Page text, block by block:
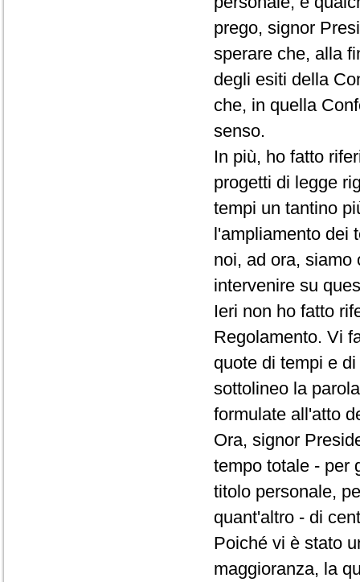
prego, signor
sperare che, alla
degli esiti della
che, in quella
senso.
In più, ho fatto
progetti di legge
tempi un tantino
l'ampliamento dei
noi, ad ora, siamo
intervenire su
Ieri non ho fatto
Regolamento. Vi
quote di tempi e
sottolineo la
formulate all'atto
Ora, signor
tempo totale - per
titolo personale,
quant'altro - di
Poiché vi è stato
maggioranza, la